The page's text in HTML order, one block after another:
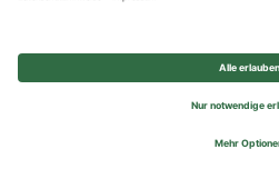
© 2026 REWE Group -